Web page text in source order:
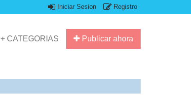
Iniciar Sesion Registro
Publicar ahora
+ CATEGORIAS